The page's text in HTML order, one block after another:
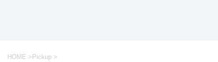
HOME >Pickup >